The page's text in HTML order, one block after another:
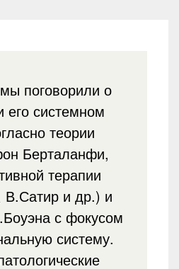
поговорили о
его системном
теории
Берталанфи,
терапии
и др.) и
с фокусом
систему.